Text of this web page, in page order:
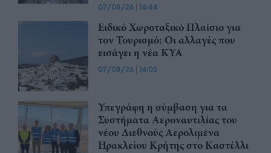
07/08/26 | 16:44
Ειδικό Χωροταξικό Πλαίσιο για
τον Τουρισμό: Οι αλλαγές που
εισάγει η νέα ΚΥΑ
07/08/26 | 16:03
Υπεγράφη η σύμβαση για τα
Συστήματα Αεροναυτιλίας του
νέου Διεθνούς Αερολιμένα
Ηρακλείου Κρήτης στο Καστέλλι